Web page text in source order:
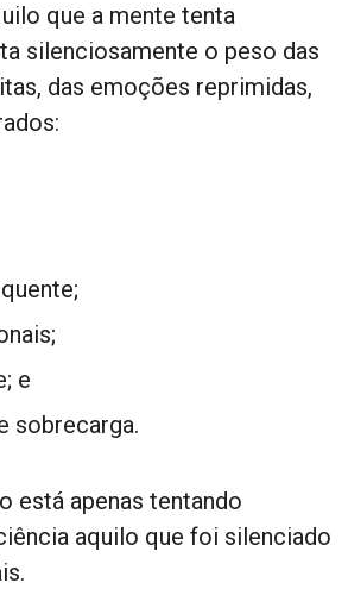
que a mente tenta
silenciosamente o peso das
das emoções reprimidas,
e
sobrecarga.
está apenas tentando
aquilo que foi silenciado